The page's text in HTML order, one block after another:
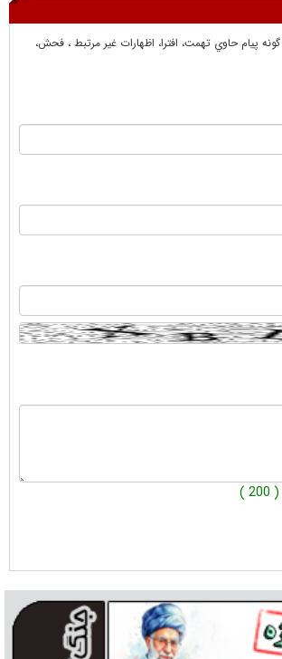
گونه پيام حاوي تهمت، افترا، اظهارات غير مرتبط ، فحش،
( 200 )